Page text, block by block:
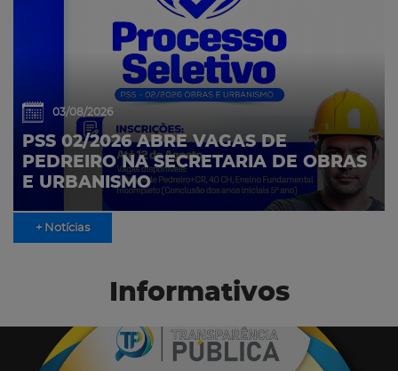
03/08/2026
PSS 02/2026 ABRE VAGAS DE
PEDREIRO NA SECRETARIA DE OBRAS
E URBANISMO
+ Notícias
Informativos